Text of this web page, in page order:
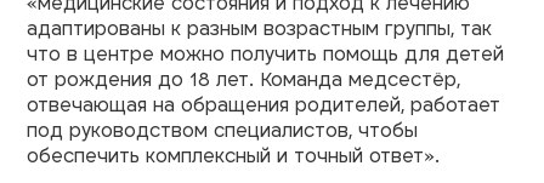
адаптированы к разным возрастным группы, так
что в центре можно получить помощь для детей
от рождения до 18 лет. Команда медсестёр,
отвечающая на обращения родителей, работает
под руководством специалистов, чтобы
обеспечить комплексный и точный ответ».